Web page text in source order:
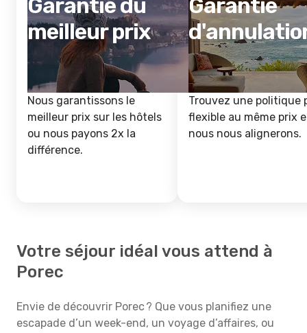
Garantie du
meilleur prix
Nous garantissons le
meilleur prix sur les hôtels
ou nous payons 2x la
différence.
Garantie
Trouvez une politique
flexible au même prix
nous nous alignerons.
Votre séjour idéal vous attend à
Porec
Envie de découvrir Porec ? Que vous planifiez une
escapade d’un week-end, un voyage d’affaires, ou